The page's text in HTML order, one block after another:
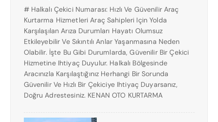
# Halkalı Çekici Numarası: Hızlı Ve Güvenilir Araç
Kurtarma Hizmetleri Araç Sahipleri Için Yolda
Karşılaşılan Arıza Durumları Hayatı Olumsuz
Etkileyebilir Ve Sıkıntılı Anlar Yaşanmasına Neden
Olabilir. İşte Bu Gibi Durumlarda, Güvenilir Bir Çekici
Hizmetine Ihtiyaç Duyulur. Halkalı Bölgesinde
Aracınızla Karşılaştığınız Herhangi Bir Sorunda
Güvenilir Ve Hızlı Bir Çekiciye Ihtiyaç Duyarsanız,
Doğru Adrestesiniz. KENAN OTO KURTARMA